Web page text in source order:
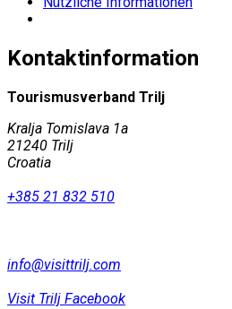
Kontaktinformation
Tourismusverband Trilj
Kralja Tomislava 1a
21240 Trilj
Croatia
+385 21 832 510
info@visittrilj.com
Visit Trilj Facebook